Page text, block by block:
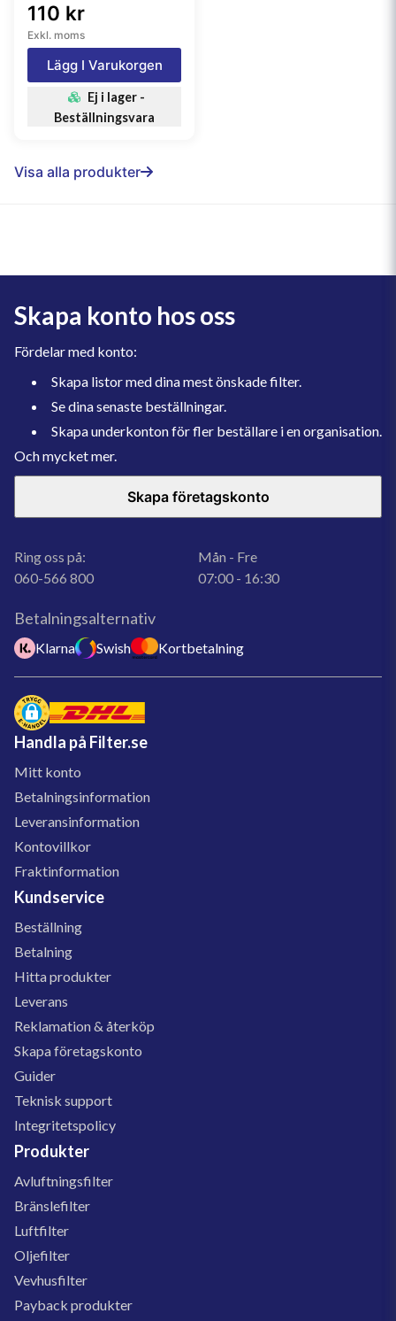
110 kr
Exkl. moms
Lägg I Varukorgen
Ej i lager -
Beställningsvara
Visa alla produkter
Skapa konto hos oss
Fördelar med konto:
Skapa listor med dina mest önskade filter.
Se dina senaste beställningar.
Skapa underkonton för fler beställare i en organisation.
Och mycket mer.
Skapa företagskonto
Ring oss på:
060-566 800
Mån - Fre
07:00 - 16:30
Betalningsalternativ
Klarna Swish Kortbetalning
Handla på Filter.se
Mitt konto
Betalningsinformation
Leveransinformation
Kontovillkor
Fraktinformation
Kundservice
Beställning
Betalning
Hitta produkter
Leverans
Reklamation & återköp
Skapa företagskonto
Guider
Teknisk support
Integritetspolicy
Produkter
Avluftningsfilter
Bränslefilter
Luftfilter
Oljefilter
Vevhusfilter
Payback produkter